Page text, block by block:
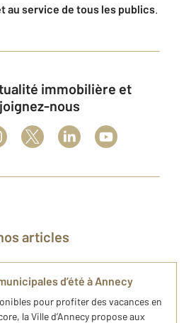
au service de tous les publics.
nous
articles
d’été à Annecy
pour profiter des vacances en
la Ville d’Annecy propose aux